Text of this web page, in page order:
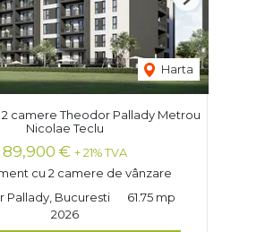
Harta
Next
camere Theodor Pallady Metrou
Nicolae Teclu
89,900 € + 21% TVA
cu 2 camere de vânzare
Pallady, Bucuresti
61.75 mp
2026